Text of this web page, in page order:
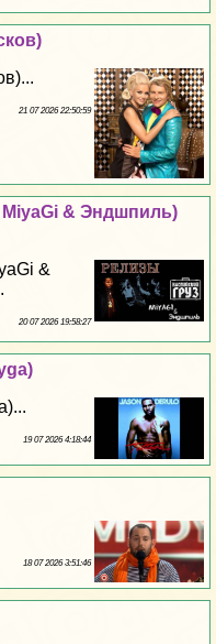
21 07 2026 22:50:59
MiyaGi & Эндшпиль)
&
20 07 2026 19:58:27
19 07 2026 4:18:44
18 07 2026 3:51:46